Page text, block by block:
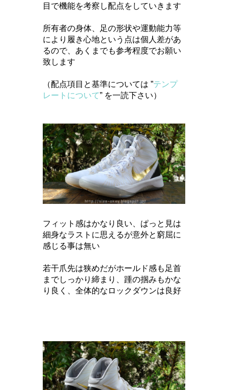
目で機能を考察し配点をしていきます
所有者の身体、足の形状や運動能力等
により履き心地という点は個人差があ
るので、あくまでも参考程度でお願い
致します
（配点項目と基準については ”テンプ
レートについて” を一読下さい）
フィット感はかなり良い、ぱっと見は
細身なラストに思えるが意外と窮屈に
感じる事は無い
若干爪先は狭めだがホールド感も足首
までしっかり締まり、踵の掴みもかな
り良く、全体的なロックダウンは良好